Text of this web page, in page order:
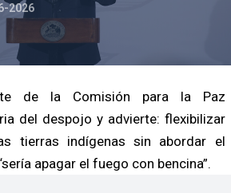
2026
de la Comisión para la Paz
del despojo y advierte: flexibilizar
tierras indígenas sin abordar el
apagar el fuego con bencina”.